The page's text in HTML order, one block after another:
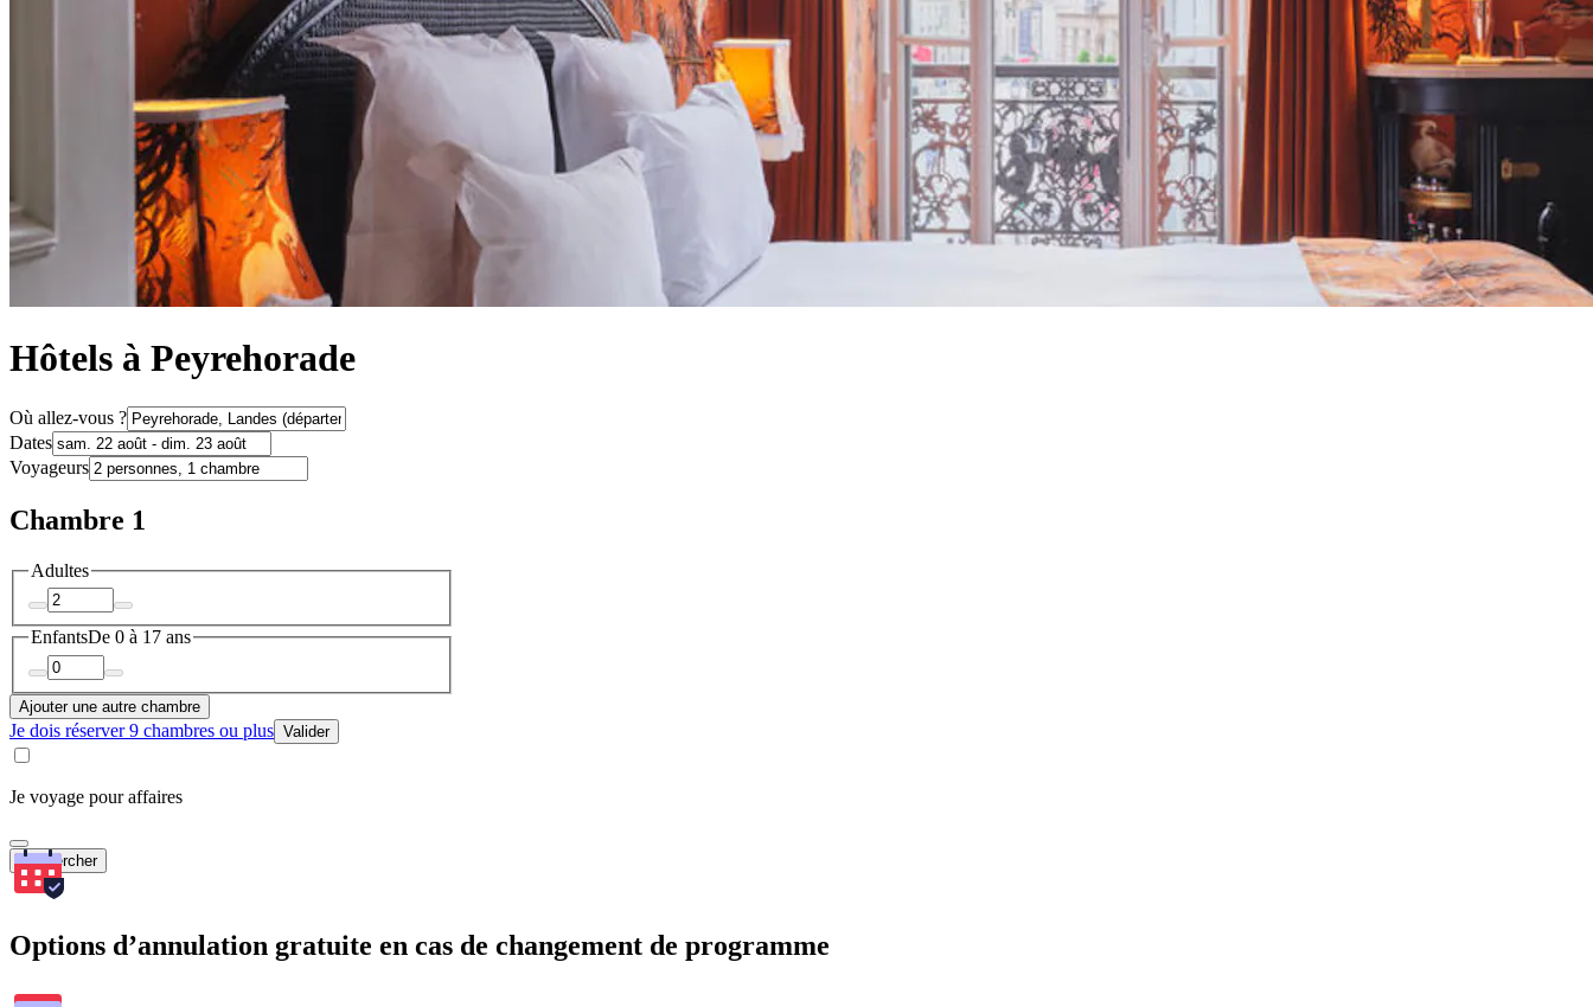
Hôtels à Peyrehorade
Où allez-vous ?
Dates
Voyageurs
Chambre 1
Adultes
EnfantsDe 0 à 17 ans
Ajouter une autre chambre
Je dois réserver 9 chambres ou plus Valider
Je voyage pour affaires
Rechercher
Options d’annulation gratuite en cas de changement de programme